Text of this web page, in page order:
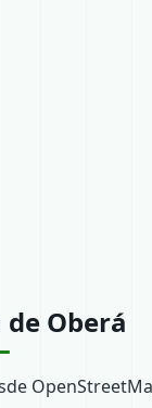
de Oberá